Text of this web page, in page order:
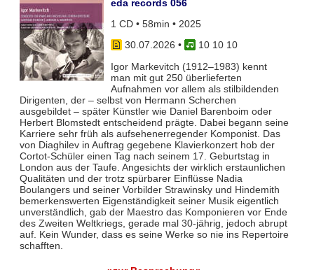
eda records 056
1 CD • 58min • 2025
30.07.2026 •
10 10 10
Igor Markevitch (1912–1983) kennt
man mit gut 250 überlieferten
Aufnahmen vor allem als stilbildenden
Dirigenten, der – selbst von Hermann Scherchen
ausgebildet – später Künstler wie Daniel Barenboim oder
Herbert Blomstedt entscheidend prägte. Dabei begann seine
Karriere sehr früh als aufsehenerregender Komponist. Das
von Diaghilev in Auftrag gegebene Klavierkonzert hob der
Cortot-Schüler einen Tag nach seinem 17. Geburtstag in
London aus der Taufe. Angesichts der wirklich erstaunlichen
Qualitäten und der trotz spürbarer Einflüsse Nadia
Boulangers und seiner Vorbilder Strawinsky und Hindemith
bemerkenswerten Eigenständigkeit seiner Musik eigentlich
unverständlich, gab der Maestro das Komponieren vor Ende
des Zweiten Weltkriegs, gerade mal 30-jährig, jedoch abrupt
auf. Kein Wunder, dass es seine Werke so nie ins Repertoire
schafften.